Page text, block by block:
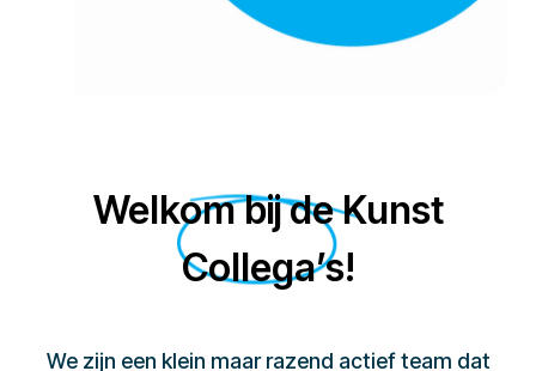
Welkom bij de Kunst
Collega’s!
We zijn een klein maar razend actief team dat